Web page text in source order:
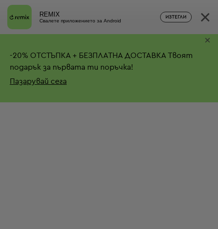
REMIX
Свалете приложението за Android
ИЗТЕГЛИ ×
-20% ОТСТЪПКА + БЕЗПЛАТНА ДОСТАВКА Твоят
подарък за първата ти поръчка!
Пазарувай сега
×